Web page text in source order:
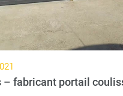
– fabricant portail